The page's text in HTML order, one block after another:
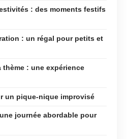
: des moments festifs
: un régal pour petits et
thème : une expérience
un pique-nique improvisé
journée abordable pour